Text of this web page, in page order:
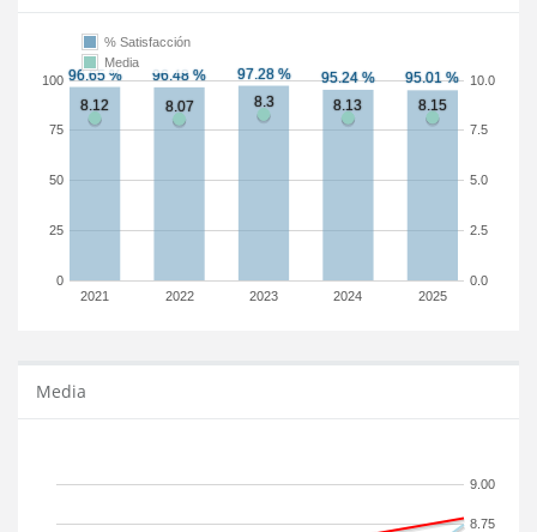
2021 2022 2023 2024 2025
0
25
50
75
100
0.0
2.5
5.0
7.5
10.0
% Satisfacción
Media
Media
8.75
9.00